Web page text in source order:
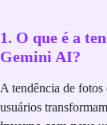
1. O que é a
Gemini AI?
A tendência de
usuários